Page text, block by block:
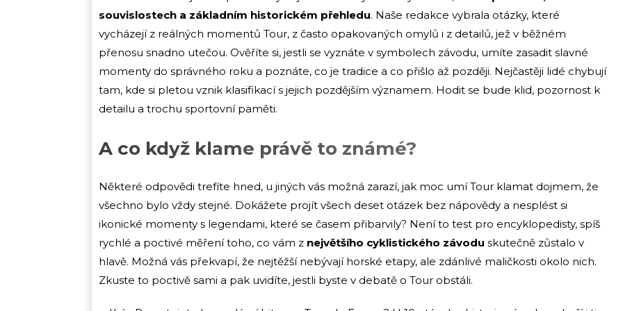
souvislostech a základním historickém přehledu. Naše redakce vybrala otázky, které
vycházejí z reálných momentů Tour, z často opakovaných omylů i z detailů, jež v běžném
přenosu snadno utečou. Ověříte si, jestli se vyznáte v symbolech závodu, umíte zasadit slavné
momenty do správného roku a poznáte, co je tradice a co přišlo až později. Nejčastěji lidé chybují
tam, kde si pletou vznik klasifikací s jejich pozdějším významem. Hodit se bude klid, pozornost k
detailu a trochu sportovní paměti.
A co když klame právě to známé?
Některé odpovědi trefíte hned, u jiných vás možná zarazí, jak moc umí Tour klamat dojmem, že
všechno bylo vždy stejné. Dokážete projít všech deset otázek bez nápovědy a nesplést si
ikonické momenty s legendami, které se časem přibarvily? Není to test pro encyklopedisty, spíš
rychlé a poctivé měření toho, co vám z největšího cyklistického závodu skutečně zůstalo v
hlavě. Možná vás překvapí, že nejtěžší nebývají horské etapy, ale zdánlivé maličkosti okolo nich.
Zkuste to poctivě sami a pak uvidíte, jestli byste v debatě o Tour obstáli.